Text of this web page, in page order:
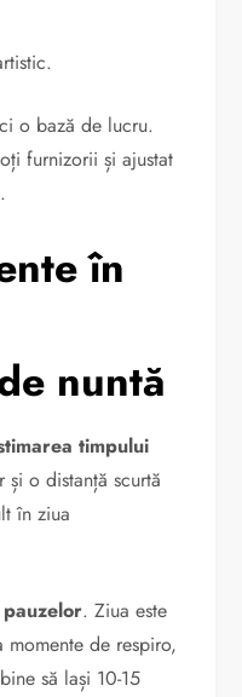
o bază de lucru.
furnizorii și ajustat
în
nuntă
timpului
și o distanță scurtă
în ziua
. Ziua este
momente de respiro,
să lași 10-15